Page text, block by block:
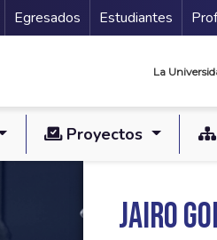
Secundario
Egresados Estudiantes
La
Proyectos
Jairo